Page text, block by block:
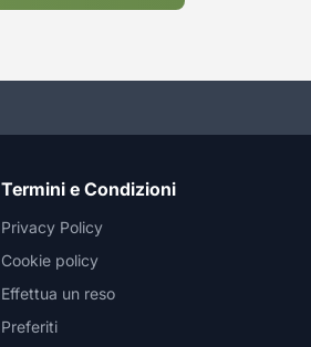
Termini e Condizioni
Privacy Policy
Cookie policy
Effettua un reso
Preferiti